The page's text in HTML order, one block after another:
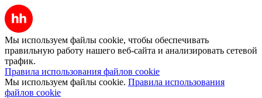
Мы используем файлы cookie, чтобы обеспечивать
правильную работу нашего веб-сайта и анализировать сетевой
трафик.
Правила использования файлов cookie
Мы используем файлы cookie. Правила использования
файлов cookie